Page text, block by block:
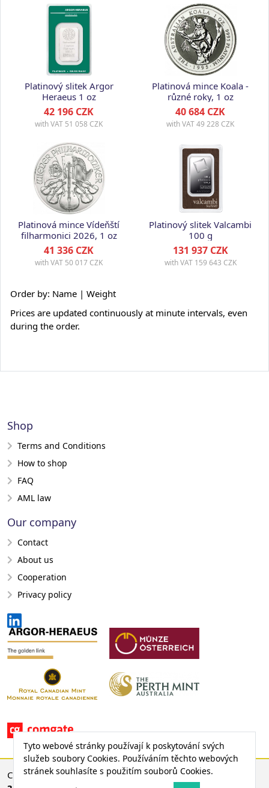
Platinový slitek Argor
Heraeus 1 oz
42 196 CZK
with VAT 51 058 CZK
Platinová mince Koala -
různé roky, 1 oz
40 684 CZK
with VAT49 228 CZK
Platinová mince Vídeňští
filharmonici 2026, 1 oz
41 336 CZK
with VAT 50 017 CZK
Platinový slitek Valcambi
100 g
131 937 CZK
with VAT159 643 CZK
Order by: Name | Weight
Prices are updated continuously at minute intervals, even
during the order.
Tyto webové stránky používají k poskytování svých
služeb soubory Cookies. Používáním těchto webových
stránek souhlasíte s použitím souborů Cookies.
Shop
Terms and Conditions
How to shop
FAQ
AML law
Our company
Contact
About us
Cooperation
Privacy policy
CENA ZLATA